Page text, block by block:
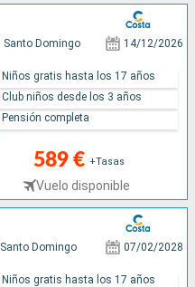
Santo Domingo 14/12/2026
589 € +Tasas
Vuelo disponible
Niños gratis hasta los 17 años
Club niños desde los 3 años
Pensión completa
Santo Domingo 07/02/2028
Niños gratis hasta los 17 años